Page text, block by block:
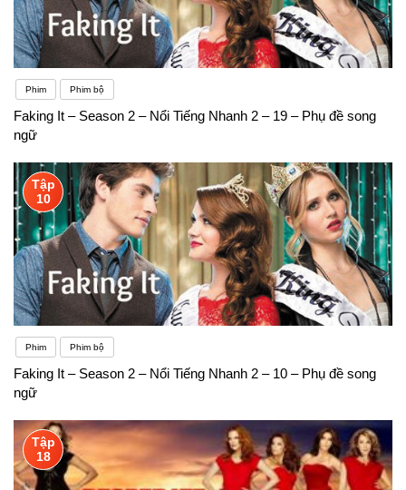
Phim Phim bộ
Faking It – Season 2 – Nổi Tiếng Nhanh 2 – 19 – Phụ đề song
ngữ
Tập
10
Phim Phim bộ
Faking It – Season 2 – Nổi Tiếng Nhanh 2 – 10 – Phụ đề song
ngữ
Tập
18